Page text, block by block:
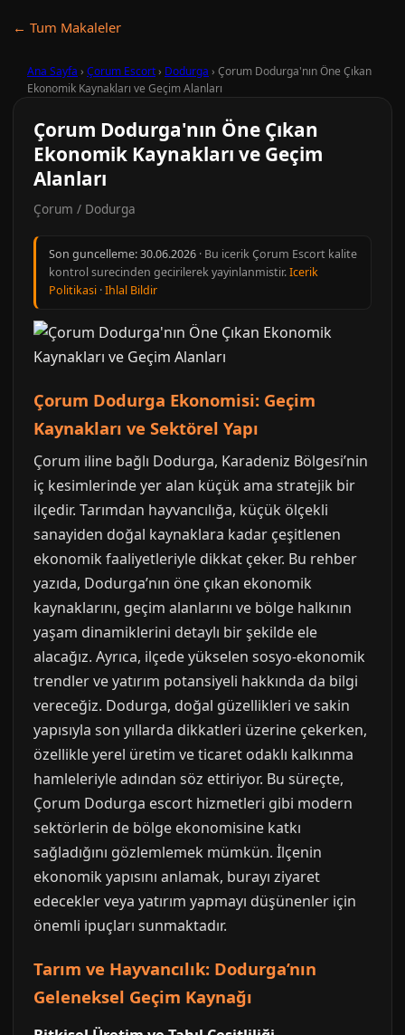
← Tum Makaleler
Ana Sayfa › Çorum Escort› Dodurga › Çorum Dodurga'nın Öne Çıkan
Ekonomik Kaynakları ve Geçim Alanları
Çorum Dodurga'nın Öne Çıkan
Ekonomik Kaynakları ve Geçim
Alanları
Çorum / Dodurga
Son guncelleme:30.06.2026 · Bu icerik Çorum Escort kalite
kontrol surecinden gecirilerek yayinlanmistir.Icerik
Politikasi ·Ihlal Bildir
Çorum Dodurga Ekonomisi: Geçim
Kaynakları ve Sektörel Yapı
Çorum iline bağlı Dodurga, Karadeniz Bölgesi’nin
iç kesimlerinde yer alan küçük ama stratejik bir
ilçedir. Tarımdan hayvancılığa, küçük ölçekli
sanayiden doğal kaynaklara kadar çeşitlenen
ekonomik faaliyetleriyle dikkat çeker. Bu rehber
yazıda, Dodurga’nın öne çıkan ekonomik
kaynaklarını, geçim alanlarını ve bölge halkının
yaşam dinamiklerini detaylı bir şekilde ele
alacağız. Ayrıca, ilçede yükselen sosyo-ekonomik
trendler ve yatırım potansiyeli hakkında da bilgi
vereceğiz. Dodurga, doğal güzellikleri ve sakin
yapısıyla son yıllarda dikkatleri üzerine çekerken,
özellikle yerel üretim ve ticaret odaklı kalkınma
hamleleriyle adından söz ettiriyor. Bu süreçte,
Çorum Dodurga escort hizmetleri gibi modern
sektörlerin de bölge ekonomisine katkı
sağladığını gözlemlemek mümkün. İlçenin
ekonomik yapısını anlamak, burayı ziyaret
edecekler veya yatırım yapmayı düşünenler için
önemli ipuçları sunmaktadır.
Tarım ve Hayvancılık: Dodurga’nın
Geleneksel Geçim Kaynağı